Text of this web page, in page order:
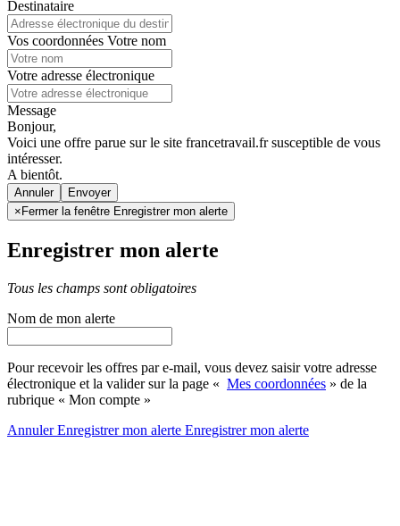
Destinataire
Vos coordonnées Votre nom
Votre adresse électronique
Message
Bonjour,
Voici une offre parue sur le site francetravail.fr susceptible de vous
intéresser.
A bientôt.
Annuler
× Fermer la fenêtre Enregistrer mon alerte
Enregistrer mon alerte
Tous les champs sont obligatoires
Nom de mon alerte
Pour recevoir les offres par e-mail, vous devez saisir votre adresse
électronique et la valider sur la page « Mes coordonnées » de la
rubrique « Mon compte »
AnnulerEnregistrer mon alerte Enregistrermon alerte